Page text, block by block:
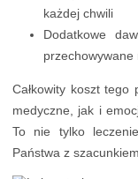
każdej chwili
Dodatkowe
przechowywane
Całkowity koszt tego
medyczne, jak i
To nie tylko
Państwa z